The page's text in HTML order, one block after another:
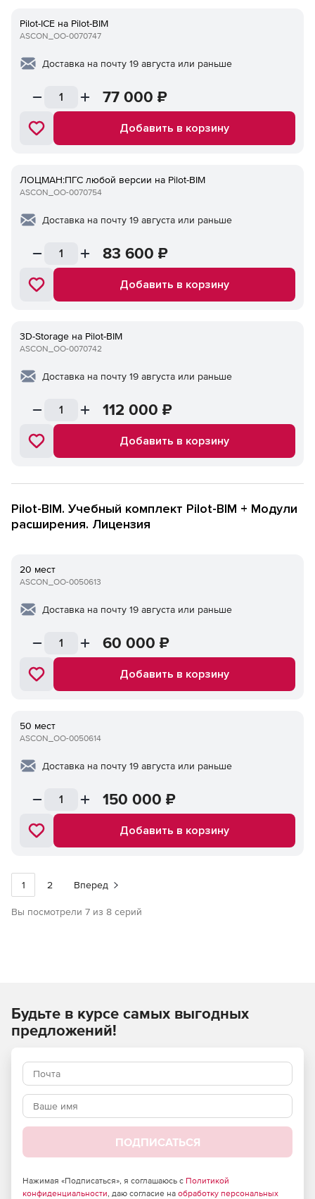
Pilot-ICE на Pilot-BIM
ASCON_ОО-0070747
Доставка на почту 19 августа или раньше
77 000 ₽
Добавить в корзину
ЛОЦМАН:ПГС любой версии на Pilot-BIM
ASCON_ОО-0070754
Доставка на почту 19 августа или раньше
83 600 ₽
Добавить в корзину
3D-Storage на Pilot-BIM
ASCON_ОО-0070742
Доставка на почту 19 августа или раньше
112 000 ₽
Добавить в корзину
Pilot-BIM. Учебный комплект Pilot-BIM + Модули
расширения. Лицензия
20 мест
ASCON_ОО-0050613
Доставка на почту 19 августа или раньше
60 000 ₽
Добавить в корзину
50 мест
ASCON_ОО-0050614
Доставка на почту 19 августа или раньше
150 000 ₽
Добавить в корзину
1 2 Вперед
Вы посмотрели 7 из 8 серий
Будьте в курсе самых выгодных
предложений!
ПОДПИСАТЬСЯ
Нажимая «Подписаться», я соглашаюсь с Политикой
конфиденциальности, даю согласие на обработку персональных